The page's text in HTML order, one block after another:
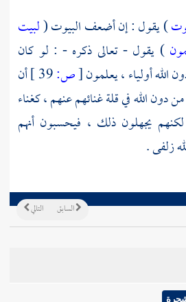
) يقول : إن أضعف البيوت (لبيت
) يقول - تعالى ذكره - : لو كان
الله أولياء ، يعلمون[ص:
أن
دون الله في قلة غنائهم عنهم ، كغناء
يجهلون ذلك ، فيحسبون أنهم
زلفى .
التالي السابق